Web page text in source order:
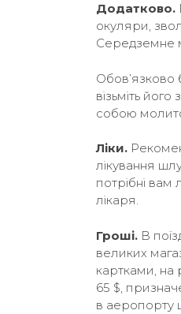
Додатково.
окуляри,
Середземне
Обов’язково
візьміть
собою
Ліки.
лікування
потрібні вам
лікаря.
Гроші. В
великих
картками,
65 $,
в аеропорту